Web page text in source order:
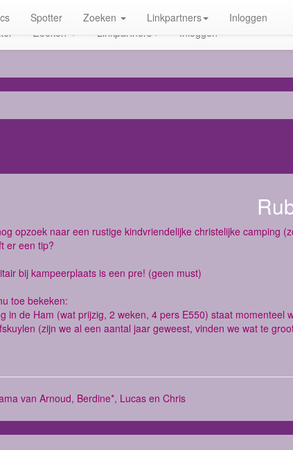
Zoeken Linkpartners Inloggen
Spotter Zoeken Linkpartners Inloggen
opzoek naar een rustige kindvriendelijke christelijke camping
er een tip?
bij kampeerplaats is een pre! (geen must)
toe bekeken:
in de Ham (wat prijzig, 2 weken, 4 pers E550) staat momenteel
(zijn we al een aantal jaar geweest, vinden we wat te
van Arnoud, Berdine*, Lucas en Chris